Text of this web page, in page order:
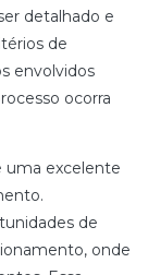
detalhado e
de
envolvidos
ocorra
uma excelente
de
onde